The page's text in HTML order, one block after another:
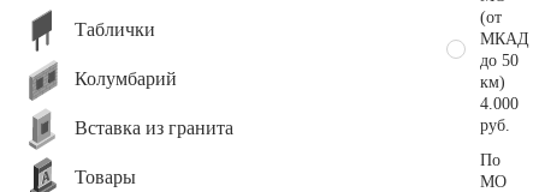
Таблички
Колумбарий
Вставка из гранита
Товары
(от
МКАД
до 50
км)
4.000
руб.
По
МО